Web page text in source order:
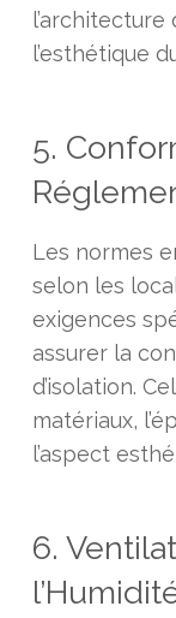
l’esthétique
5.
Les normes
selon les
exigences
assurer la
d’isolation.
matériaux,
l’aspect
6.